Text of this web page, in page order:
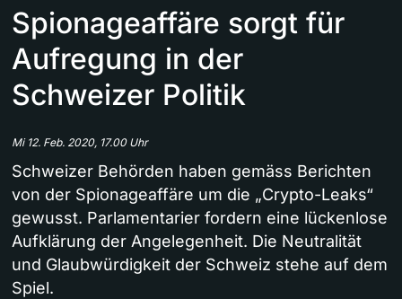
Spionageaffäre sorgt für
Aufregung in der
Schweizer Politik
Mi 12. Feb. 2020, 17.00 Uhr
Schweizer Behörden haben gemäss Berichten
von der Spionageaffäre um die „Crypto-Leaks“
gewusst. Parlamentarier fordern eine lückenlose
Aufklärung der Angelegenheit. Die Neutralität
und Glaubwürdigkeit der Schweiz stehe auf dem
Spiel.